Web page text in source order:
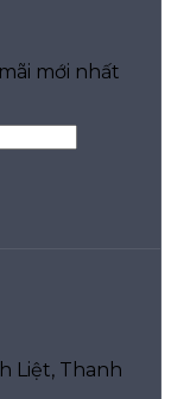
mới nhất
Liệt, Thanh